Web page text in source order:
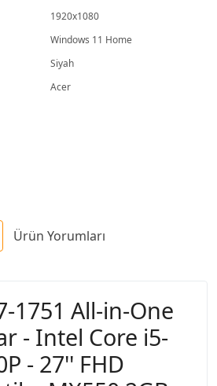
1920x1080
Windows 11 Home
Siyah
Acer
Ürün Yorumları
1751 All-in-One
- Intel Core i5-
- 27'' FHD